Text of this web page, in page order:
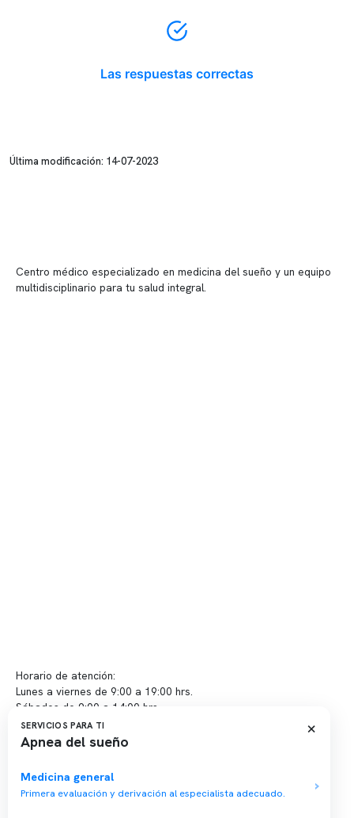
Las respuestas correctas
Última modificación: 14-07-2023
Centro médico especializado en medicina del sueño y un equipo
multidisciplinario para tu salud integral.
Horario de atención:
Lunes a viernes de 9:00 a 19:00 hrs.
Sábados de 9:00 a 14:00 hrs.
Sucursales
📍 Vitacura: Av. Kennedy 5488, Patio Inglés, piso -1, local 003
📍 Providencia: Av. Andrés Bello 2337, local 2
SERVICIOS PARA TI
Apnea del sueño
×
Medicina general
Primera evaluación y derivación al especialista adecuado.